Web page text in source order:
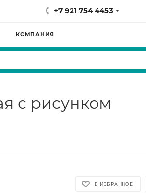
+7 921 754 4453
КОМПАНИЯ
с рисунком
В ИЗБРАННОЕ